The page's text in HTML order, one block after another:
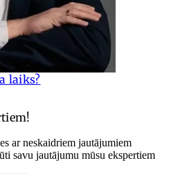
laiks?
ar neskaidriem jautājumiem
savu jautājumu mūsu ekspertiem